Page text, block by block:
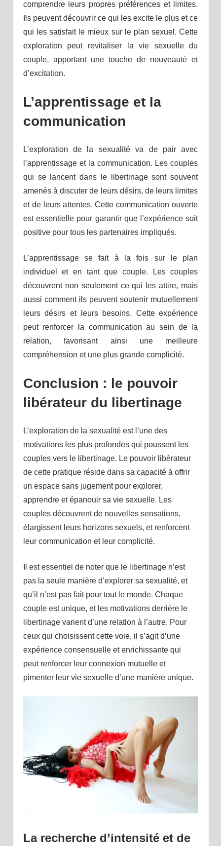
comprendre leurs propres préférences et limites.
Ils peuvent découvrir ce qui les excite le plus et ce
qui les satisfait le mieux sur le plan sexuel. Cette
exploration peut revitaliser la vie sexuelle du
couple, apportant une touche de nouveauté et
d’excitation.
L’apprentissage et la
communication
L’exploration de la sexualité va de pair avec
l’apprentissage et la communication. Les couples
qui se lancent dans le libertinage sont souvent
amenés à discuter de leurs désirs, de leurs limites
et de leurs attentes. Cette communication ouverte
est essentielle pour garantir que l’expérience soit
positive pour tous les partenaires impliqués.
L’apprentissage se fait à la fois sur le plan
individuel et en tant que couple. Les couples
découvrent non seulement ce qui les attire, mais
aussi comment ils peuvent soutenir mutuellement
leurs désirs et leurs besoins. Cette expérience
peut renforcer la communication au sein de la
relation, favorisant ainsi une meilleure
compréhension et une plus grande complicité.
Conclusion : le pouvoir
libérateur du libertinage
L’exploration de la sexualité est l’une des
motivations les plus profondes qui poussent les
couples vers le libertinage. Le pouvoir libérateur
de cette pratique réside dans sa capacité à offrir
un espace sans jugement pour explorer,
apprendre et épanouir sa vie sexuelle. Les
couples découvrent de nouvelles sensations,
élargissent leurs horizons sexuels, et renforcent
leur communication et leur complicité.
Il est essentiel de noter que le libertinage n’est
pas la seule manière d’explorer sa sexualité, et
qu’il n’est pas fait pour tout le monde. Chaque
couple est unique, et les motivations derrière le
libertinage varient d’une relation à l’autre. Pour
ceux qui choisissent cette voie, il s’agit d’une
expérience consensuelle et enrichissante qui
peut renforcer leur connexion mutuelle et
pimenter leur vie sexuelle d’une manière unique.
La recherche d’intensité et de